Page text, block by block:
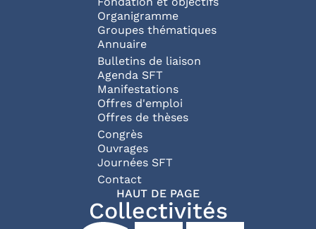
Organigramme
Groupes thématiques
Annuaire
Bulletins de liaison
Agenda SFT
Manifestations
Offres d'emploi
Offres de thèses
Congrès
Ouvrages
Journées SFT
Pied de page
Contact
HAUT DE PAGE
Collectivités